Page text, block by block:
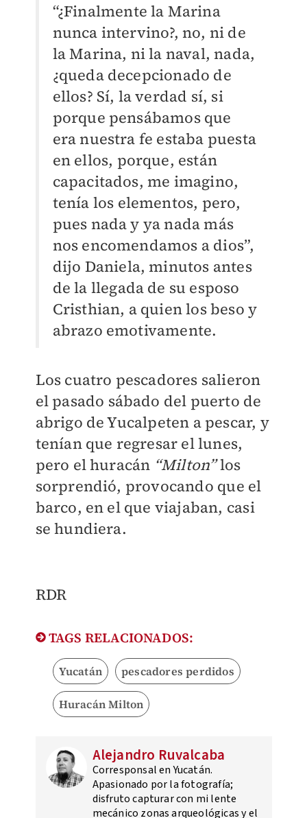
“¿Finalmente la Marina
nunca intervino?, no, ni de
la Marina, ni la naval, nada,
¿queda decepcionado de
ellos? Sí, la verdad sí, si
porque pensábamos que
era nuestra fe estaba puesta
en ellos, porque, están
capacitados, me imagino,
tenía los elementos, pero,
pues nada y ya nada más
nos encomendamos a dios”,
dijo Daniela, minutos antes
de la llegada de su esposo
Cristhian, a quien los beso y
abrazo emotivamente.
Los cuatro pescadores salieron
el pasado sábado del puerto de
abrigo de Yucalpeten a pescar, y
tenían que regresar el lunes,
pero el huracán “Milton”los
sorprendió, provocando que el
barco, en el que viajaban, casi
se hundiera.
RDR
TAGS RELACIONADOS:
Yucatán pescadores perdidos
Huracán Milton
Alejandro Ruvalcaba
Corresponsal en Yucatán.
Apasionado por la fotografía;
disfruto capturar con mi lente
mecánico zonas arqueológicas y el